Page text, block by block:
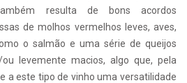
resulta de bons acordos
de molhos vermelhos leves, aves,
o salmão e uma série de queijos
levemente macios, algo que, pela
a este tipo de vinho uma versatilidade